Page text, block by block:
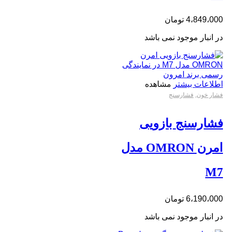
4،849،000 تومان
در انبار موجود نمی باشد
اطلاعات بیشتر مشاهده
فشار خون فشارسنج
فشارسنج بازویی
امرن OMRON مدل
M7
6،190،000 تومان
در انبار موجود نمی باشد